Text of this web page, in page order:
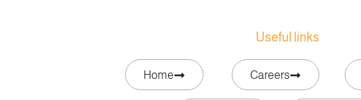
Useful links
Home Careers